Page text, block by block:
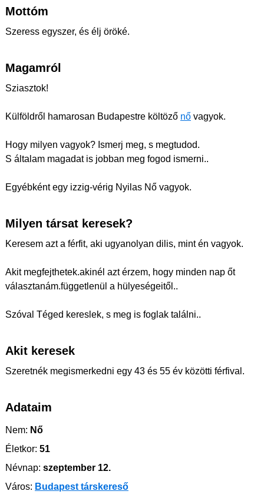
Mottóm
Szeress egyszer, és élj öröké.
Magamról
Sziasztok!
Külföldről hamarosan Budapestre költöző nő vagyok.
Hogy milyen vagyok? Ismerj meg, s megtudod.
S általam magadat is jobban meg fogod ismerni..
Egyébként egy izzig-vérig Nyilas Nő vagyok.
Milyen társat keresek?
Keresem azt a férfit, aki ugyanolyan dilis, mint én vagyok.
Akit megfejthetek.akinél azt érzem, hogy minden nap őt
választanám.függetlenül a hülyeségeitől..
Szóval Téged kereslek, s meg is foglak találni..
Akit keresek
Szeretnék megismerkedni egy 43 és 55 év közötti férfival.
Adataim
Nem: Nő
Életkor: 51
Névnap: szeptember 12.
Város: Budapest társkereső